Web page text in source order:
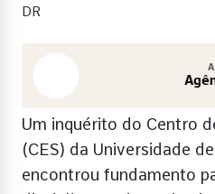
DR
Um inquérito do Centro
(CES) da Universidade
encontrou fundamento